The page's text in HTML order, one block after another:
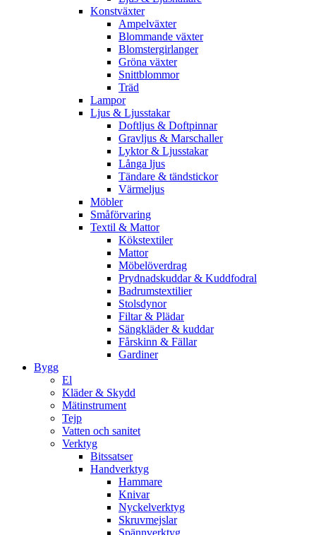
Konstväxter
Ampelväxter
Blommande växter
Blomstergirlanger
Gröna växter
Snittblommor
Träd
Lampor
Ljus & Ljusstakar
Doftljus & Doftpinnar
Gravljus & Marschaller
Lyktor & Ljusstakar
Långa ljus
Tändare & tändstickor
Värmeljus
Möbler
Småförvaring
Textil & Mattor
Kökstextiler
Mattor
Möbelöverdrag
Prydnadskuddar & Kuddfodral
Badrumstextilier
Stolsdynor
Filtar & Plädar
Sängkläder & kuddar
Fårskinn & Fällar
Gardiner
Bygg
El
Kläder & Skydd
Mätinstrument
Tejp
Vatten och sanitet
Verktyg
Bitssatser
Handverktyg
Hammare
Knivar
Nyckelverktyg
Skruvmejslar
Spännverktyg